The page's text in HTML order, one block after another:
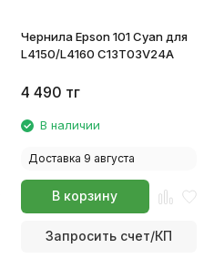
Чернила Epson 101 Cyan для
L4150/L4160 C13T03V24A
4 490 тг
В наличии
Доставка 9 августа
В корзину
Запросить счет/КП